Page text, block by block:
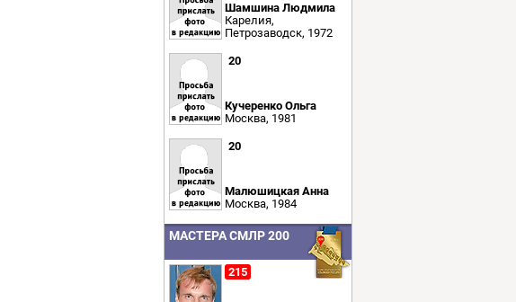
Шамшина Людмила
Карелия,
Петрозаводск, 1972
20
Кучеренко Ольга
Москва, 1981
20
Малюшицкая Анна
Москва, 1984
МАСТЕРА СМЛР 200
215